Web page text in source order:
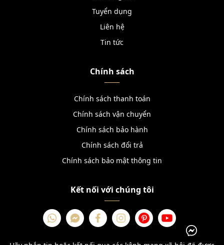
Tuyển dụng
Liên hệ
Tin tức
Chính sách
Chính sách thanh toán
Chính sách vận chuyển
Chính sách bảo hành
Chính sách đổi trả
Chính sách bảo mật thông tin
Kết nối với chúng tôi